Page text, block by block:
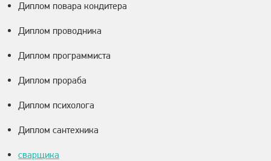
Диплом повара кондитера
Диплом проводника
Диплом программиста
Диплом прораба
Диплом психолога
Диплом сантехника
сварщика